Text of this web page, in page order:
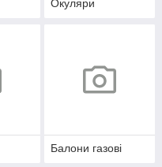
Окуляри
Балони газові